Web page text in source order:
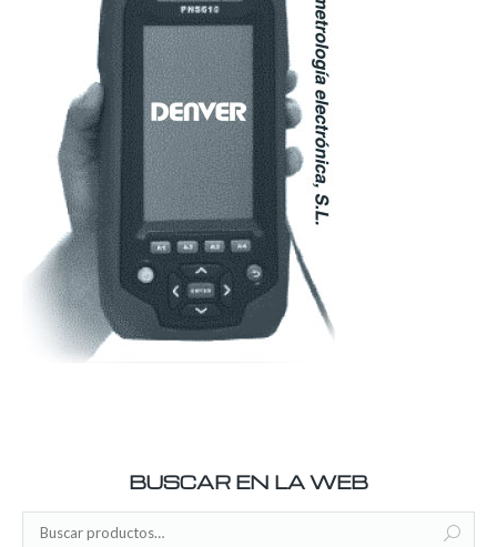
BUSCAR EN LA WEB